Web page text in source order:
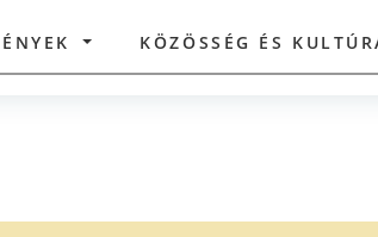
KÖZÖSSÉG ÉS